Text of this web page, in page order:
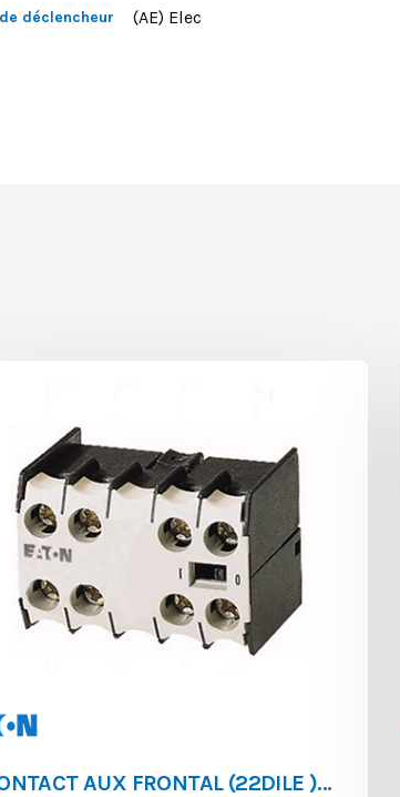
déclencheur (AE) Elec
CONTACT AUX FRONTAL (22DILE ) 2NO/2NF POUR (DILEM/DILER)